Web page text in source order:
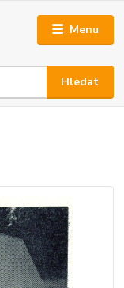
Menu
Hledat